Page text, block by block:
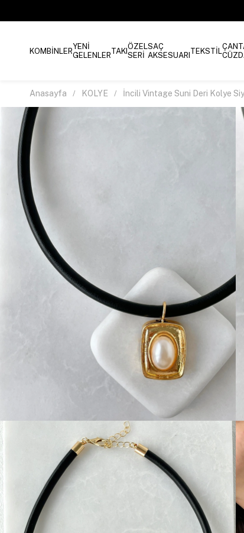
KOMBİNLERYENİ
GELENLERTAKIÖZEL
SERİ
SAÇ
AKSESUARI TEKSTİL
Anasayfa KOLYE İncili Vintage Suni Deri Kolye